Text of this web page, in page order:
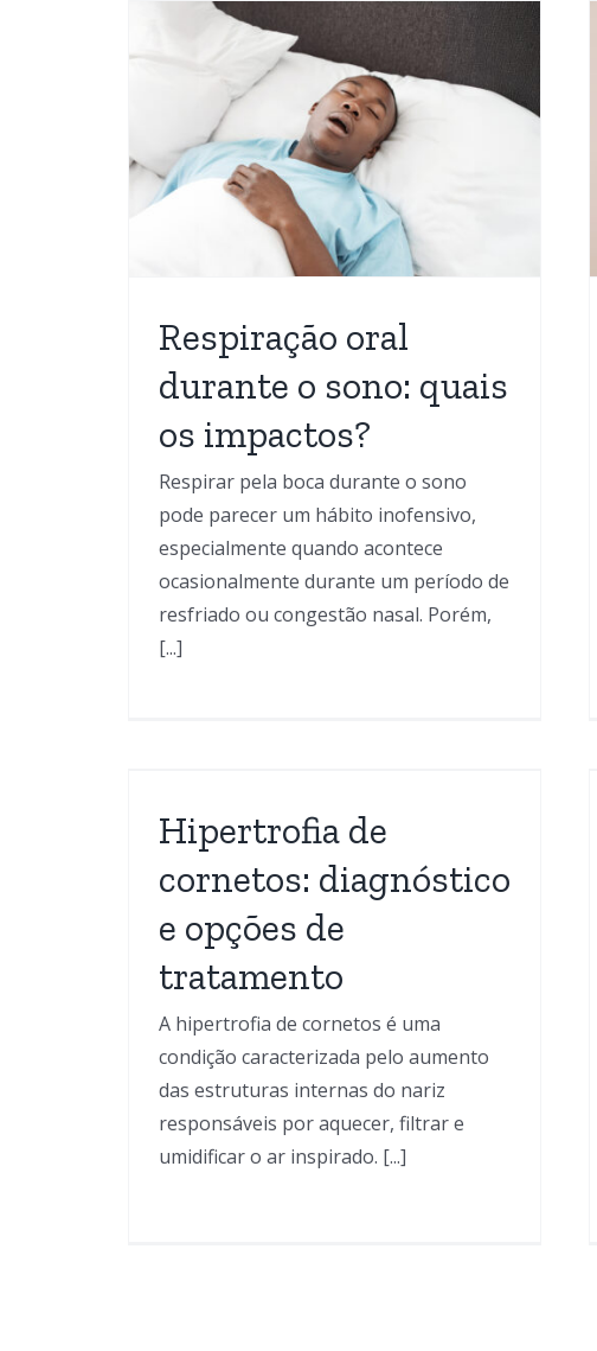
Respiração oral
durante o sono: quais
os impactos?
Respirar pela boca durante o sono
pode parecer um hábito inofensivo,
especialmente quando acontece
ocasionalmente durante um período de
resfriado ou congestão nasal. Porém,
[...]
Pólipos nasais: quando
suspeitar?
Blog Obstrução Nasal Otorrinolaringologia
Hipertrofia de
cornetos: diagnóstico
e opções de
tratamento
A hipertrofia de cornetos é uma
condição caracterizada pelo aumento
das estruturas internas do nariz
responsáveis por aquecer, filtrar e
umidificar o ar inspirado. [...]
de tratamento
Blog Obstrução Nasal Otorrinolaringologia